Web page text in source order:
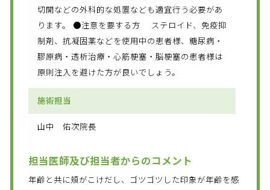
切開などの外科的な処置なども適宜行う必要があ
ります。 ●注意を要する方 ステロイド、免疫抑
制剤、抗凝固薬などを使用中の患者様、糖尿病・
膠原病・透析治療・心筋梗塞・脳梗塞の患者様は
原則注入を避けた方が良いでしょう。
施術担当
山中 佑次院長
担当医師及び担当者からのコメント
年齢と共に頬がこけだし、ゴツゴツした印象が年齢を感